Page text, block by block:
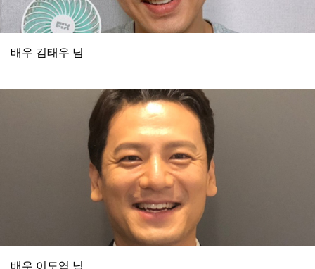
배우 김태우 님
배우 이도엽 님